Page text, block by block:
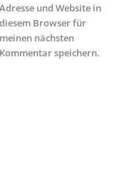
Adresse und Website in
diesem Browser für
meinen nächsten
Kommentar speichern.